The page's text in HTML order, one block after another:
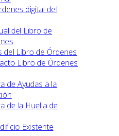
digital del
del Libro de
del Libro de Órdenes
Libro de Órdenes
de Ayudas a la
de la Huella de
Existente